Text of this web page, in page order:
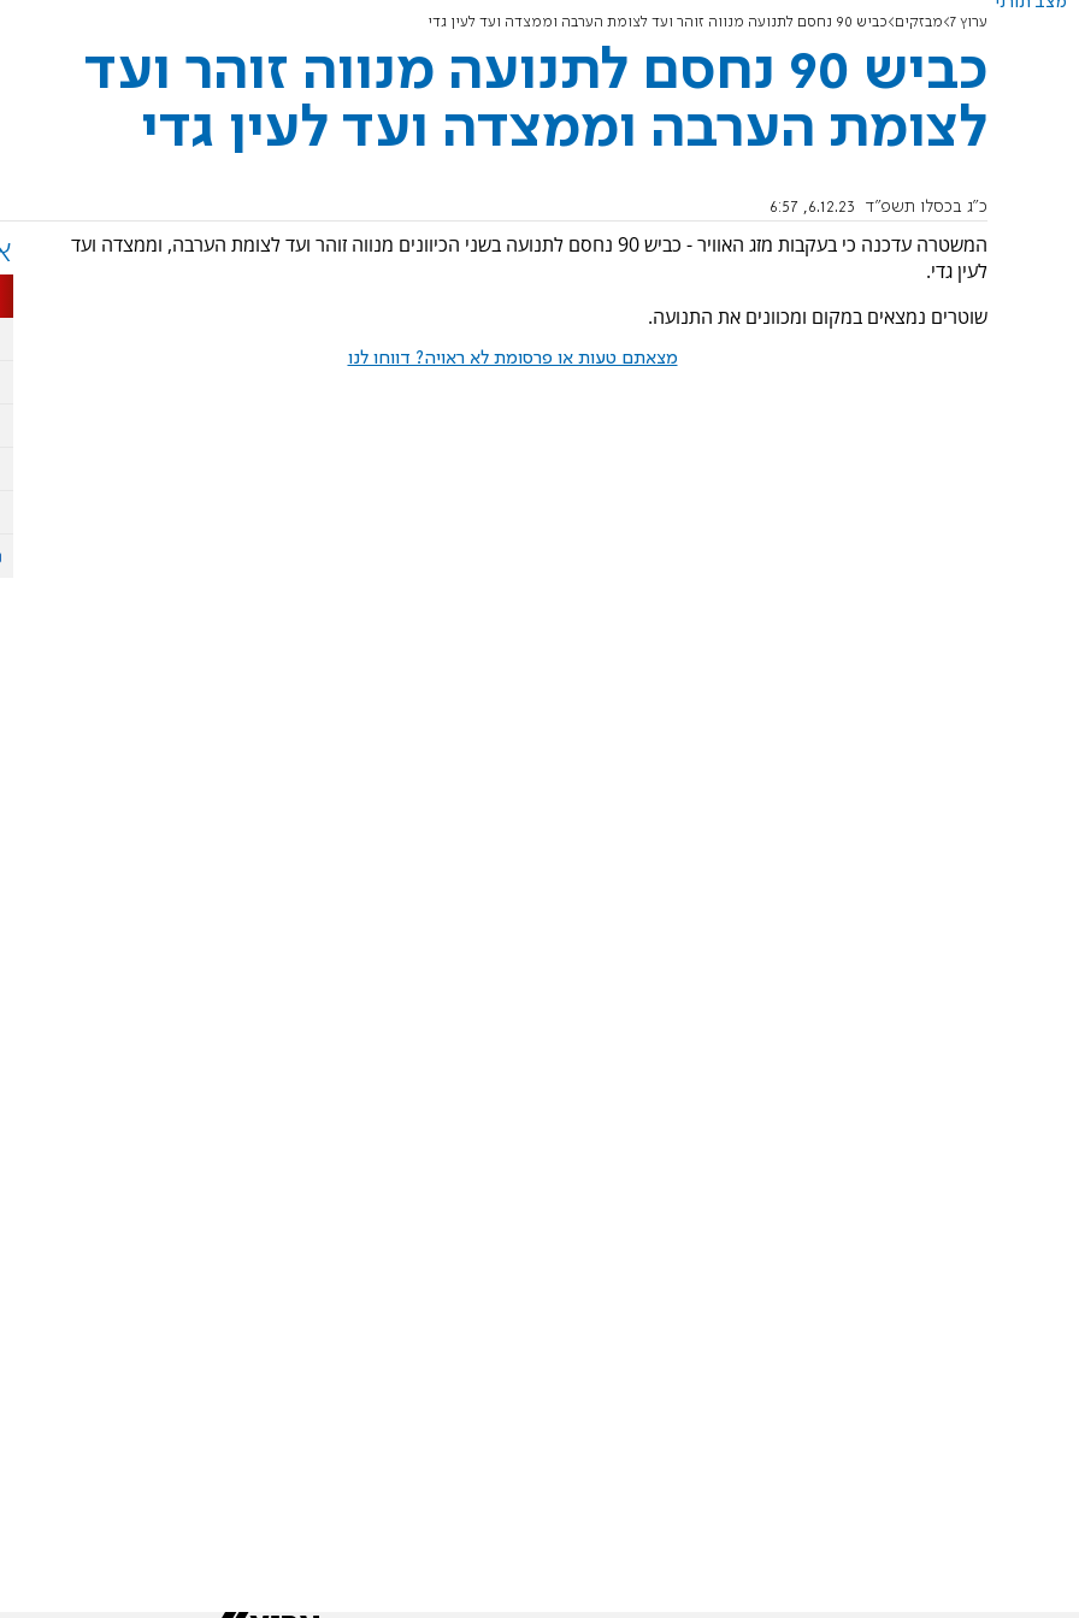
ערוץ 7 מבזקים כביש 90 נחסם לתנועה מנווה זוהר ועד לצומת הערבה וממצדה ועד לעין גדי
כביש 90 נחסם לתנועה מנווה זוהר ועד
לצומת הערבה וממצדה ועד לעין גדי
כ"ג בכסלו תשפ"ד 6.12.23, 6:57
המשטרה עדכנה כי בעקבות מזג האוויר - כביש 90 נחסם לתנועה בשני הכיוונים מנווה זוהר ועד לצומת הערבה, וממצדה ועד
לעין גדי.
שוטרים נמצאים במקום ומכוונים את התנועה.
מצאתם טעות או פרסומת לא ראויה? דווחו לנו